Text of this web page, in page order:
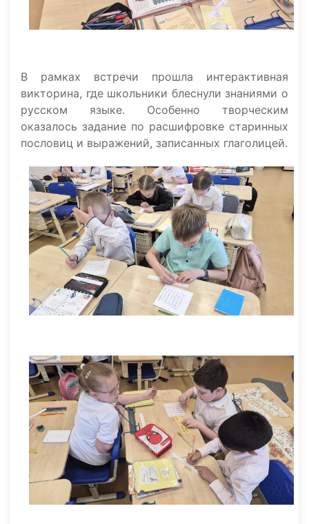
В рамках встречи прошла интерактивная
викторина, где школьники блеснули знаниями о
русском языке. Особенно творческим
оказалось задание по расшифровке старинных
пословиц и выражений, записанных глаголицей.